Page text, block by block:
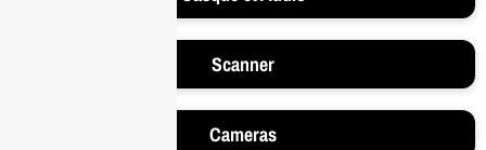
Scanner
Cameras